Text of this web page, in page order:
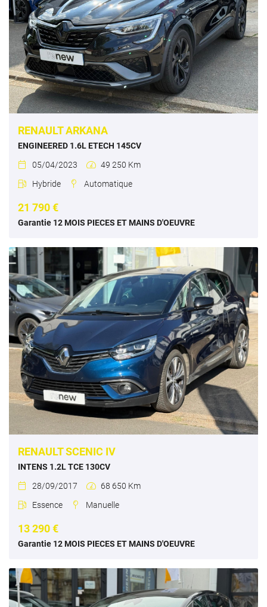
RENAULT ARKANA
ENGINEERED 1.6L ETECH 145CV
 05/04/2023  49 250 Km
 Hybride  Automatique
21 790 €
Garantie 12 MOIS PIECES ET MAINS D'OEUVRE
RENAULT SCENIC IV
INTENS 1.2L TCE 130CV
 28/09/2017  68 650 Km
 Essence  Manuelle
13 290 €
Garantie 12 MOIS PIECES ET MAINS D'OEUVRE